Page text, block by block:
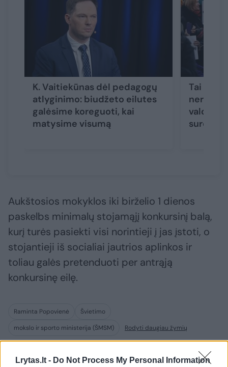
Lrytas.lt - Do Not Process My Personal Information
K. Vaitiekūnas dėl pedagogų
atlyginimo: biudžeto eilutes
galėsime koreguoti, kai
matysime visumą
Tai ras
neras? Į
Aukštosios mokyklos iki birželio 1 dienos
paskelbs minimalų stojamąjį konkursinį balą,
kurį turės pasiekti visi norintieji į jas įstoti, o
stojantieji iš socialiai jautrios aplinkos ir
toliau galės pretenduoti per antrąją
konkursinę eilę.
Raminta Popovienė
Švietimo
mokslo ir sporto ministerija (ŠMSM)
Rodyti daugiau žymių